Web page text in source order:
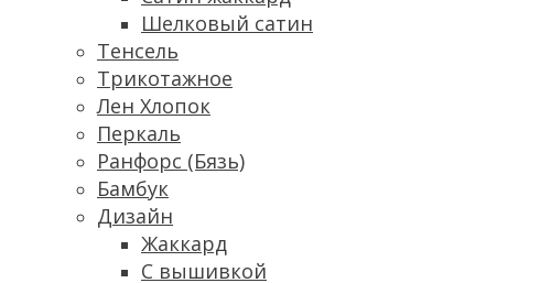
Шелковый сатин
Тенсель
Трикотажное
Лен Хлопок
Перкаль
Ранфорс (Бязь)
Бамбук
Дизайн
Жаккард
С вышивкой